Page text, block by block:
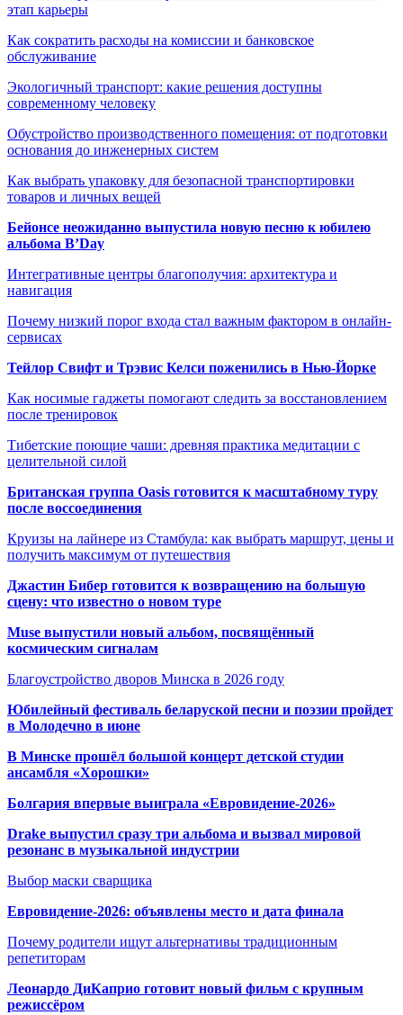
этап карьеры
Как сократить расходы на комиссии и банковское
обслуживание
Экологичный транспорт: какие решения доступны
современному человеку
Обустройство производственного помещения: от подготовки
основания до инженерных систем
Как выбрать упаковку для безопасной транспортировки
товаров и личных вещей
Бейонсе неожиданно выпустила новую песню к юбилею
альбома B’Day
Интегративные центры благополучия: архитектура и
навигация
Почему низкий порог входа стал важным фактором в онлайн-
сервисах
Тейлор Свифт и Трэвис Келси поженились в Нью-Йорке
Как носимые гаджеты помогают следить за восстановлением
после тренировок
Тибетские поющие чаши: древняя практика медитации с
целительной силой
Британская группа Oasis готовится к масштабному туру
после воссоединения
Круизы на лайнере из Стамбула: как выбрать маршрут, цены и
получить максимум от путешествия
Джастин Бибер готовится к возвращению на большую
сцену: что известно о новом туре
Muse выпустили новый альбом, посвящённый
космическим сигналам
Благоустройство дворов Минска в 2026 году
Юбилейный фестиваль беларуской песни и поэзии пройдет
в Молодечно в июне
В Минске прошёл большой концерт детской студии
ансамбля «Хорошки»
Болгария впервые выиграла «Евровидение-2026»
Drake выпустил сразу три альбома и вызвал мировой
резонанс в музыкальной индустрии
Выбор маски сварщика
Евровидение-2026: объявлены место и дата финала
Почему родители ищут альтернативы традиционным
репетиторам
Леонардо ДиКаприо готовит новый фильм с крупным
режиссёром